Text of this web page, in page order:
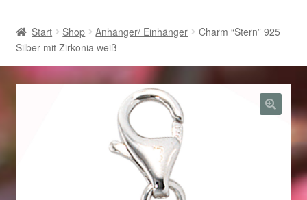
AGB
Beispiel-Seite
Geschenke zu Ostern 2023
Geschenke zu Ostern 2024
Start Shop Anhänger/ Einhänger
Charm “Stern” 925
Silber mit Zirkonia weiß